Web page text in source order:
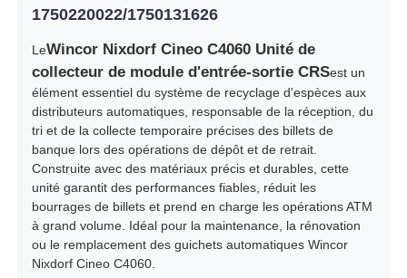
Aperçu
Produits
Vidéos
1750220022/1750131626
LeWincor Nixdorf Cineo C4060 Unité de
collecteur de module d'entrée-sortie CRSest un
élément essentiel du système de recyclage d'espèces aux
distributeurs automatiques, responsable de la réception, du
tri et de la collecte temporaire précises des billets de
banque lors des opérations de dépôt et de retrait.
Construite avec des matériaux précis et durables, cette
unité garantit des performances fiables, réduit les
bourrages de billets et prend en charge les opérations ATM
à grand volume. Idéal pour la maintenance, la rénovation
ou le remplacement des guichets automatiques Wincor
Nixdorf Cineo C4060.